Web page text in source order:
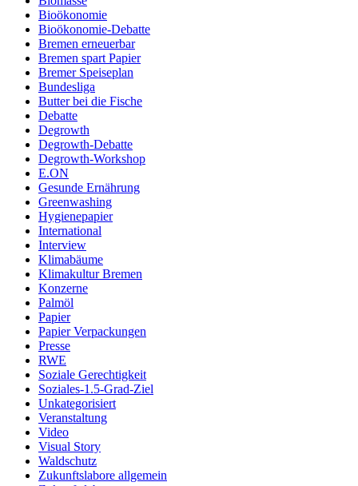
Bioökonomie
Bioökonomie-Debatte
Bremen erneuerbar
Bremen spart Papier
Bremer Speiseplan
Bundesliga
Butter bei die Fische
Debatte
Degrowth
Degrowth-Debatte
Degrowth-Workshop
E.ON
Gesunde Ernährung
Greenwashing
Hygienepapier
International
Interview
Klimabäume
Klimakultur Bremen
Konzerne
Palmöl
Papier
Papier Verpackungen
Presse
RWE
Soziale Gerechtigkeit
Soziales-1.5-Grad-Ziel
Unkategorisiert
Veranstaltung
Video
Visual Story
Waldschutz
Zukunftslabore allgemein